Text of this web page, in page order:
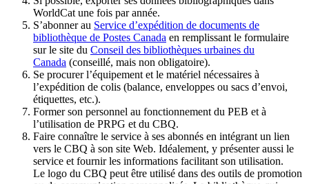
WorldCat une fois par année.
S’abonner au Service d’expédition de documents de
bibliothèque de Postes Canada en remplissant le formulaire
sur le site du Conseil des bibliothèques urbaines du
Canada (conseillé, mais non obligatoire).
Se procurer l’équipement et le matériel nécessaires à
l’expédition de colis (balance, enveloppes ou sacs d’envoi,
étiquettes, etc.).
Former son personnel au fonctionnement du PEB et à
l’utilisation de PRPG et du CBQ.
Faire connaître le service à ses abonnés en intégrant un lien
vers le CBQ à son site Web. Idéalement, y présenter aussi le
service et fournir les informations facilitant son utilisation.
Le logo du CBQ peut être utilisé dans des outils de promotion